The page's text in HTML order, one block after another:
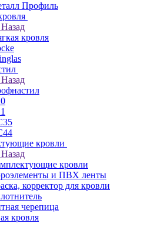
Профиль
Назад
кровля
Назад
кровли
Назад
кровли
и ПВХ ленты
корректор для кровли
черепица
кровля